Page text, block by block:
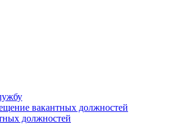
вакантных должностей
должностей